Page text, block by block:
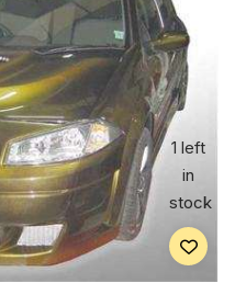
1 left
in
stock